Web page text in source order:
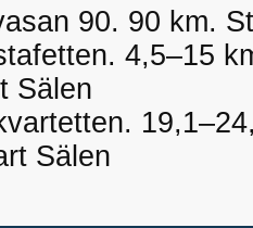
90. 90 km.
4,5–15
Sälen
Sälen